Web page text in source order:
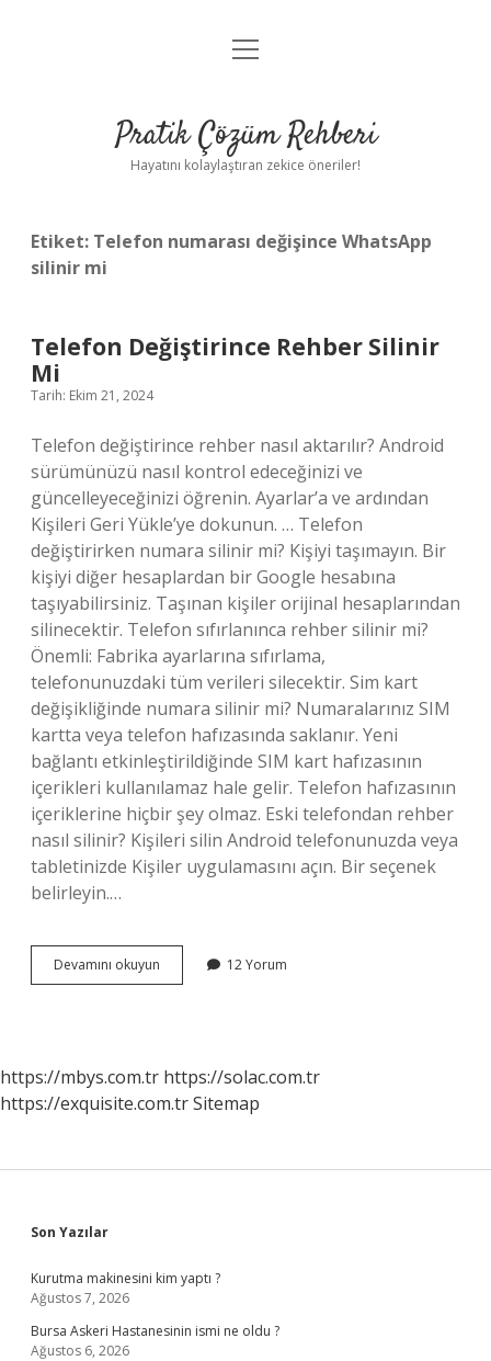
Anasayfa
Yasal Uyarı
menüyü
Pratik Çözüm Rehberi
Hayatını kolaylaştıran zekice öneriler!
Etiket: Telefon numarası değişince WhatsApp
silinir mi
Telefon Değiştirince Rehber Silinir
Mi
Tarih: Ekim 21, 2024
Telefon değiştirince rehber nasıl aktarılır? Android
sürümünüzü nasıl kontrol edeceğinizi ve
güncelleyeceğinizi öğrenin. Ayarlar’a ve ardından
Kişileri Geri Yükle’ye dokunun. … Telefon
değiştirirken numara silinir mi? Kişiyi taşımayın. Bir
kişiyi diğer hesaplardan bir Google hesabına
taşıyabilirsiniz. Taşınan kişiler orijinal hesaplarından
silinecektir. Telefon sıfırlanınca rehber silinir mi?
Önemli: Fabrika ayarlarına sıfırlama,
telefonunuzdaki tüm verileri silecektir. Sim kart
değişikliğinde numara silinir mi? Numaralarınız SIM
kartta veya telefon hafızasında saklanır. Yeni
bağlantı etkinleştirildiğinde SIM kart hafızasının
içerikleri kullanılamaz hale gelir. Telefon hafızasının
içeriklerine hiçbir şey olmaz. Eski telefondan rehber
nasıl silinir? Kişileri silin Android telefonunuzda veya
tabletinizde Kişiler uygulamasını açın. Bir seçenek
belirleyin.…
Devamını okuyun
Değiştirince
12 Yorum
https://mbys.com.tr https://solac.com.tr
https://exquisite.com.trSitemap
Sidebar
Son Yazılar
Kurutma makinesini kim yaptı ?
Ağustos 7, 2026
Bursa Askeri Hastanesinin ismi ne oldu ?
Ağustos 6, 2026